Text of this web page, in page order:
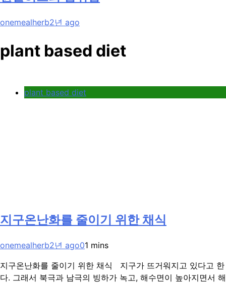
onemealherb2년 ago
plant based diet
plant based diet
지구온난화를 줄이기 위한 채식
onemealherb2년 ago01 mins
지구온난화를 줄이기 위한 채식 지구가 뜨거워지고 있다고 한
다. 그래서 북극과 남극의 빙하가 녹고, 해수면이 높아지면서 해